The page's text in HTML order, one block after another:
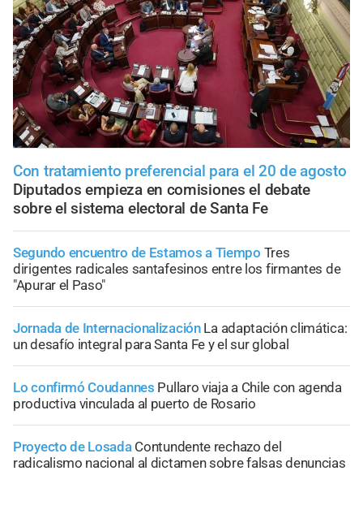
Con tratamiento preferencial para el 20 de agosto
Diputados empieza en comisiones el debate
sobre el sistema electoral de Santa Fe
Segundo encuentro de Estamos a Tiempo Tres
dirigentes radicales santafesinos entre los firmantes de
"Apurar el Paso"
Jornada de Internacionalización La adaptación climática:
un desafío integral para Santa Fe y el sur global
Lo confirmó Coudannes Pullaro viaja a Chile con agenda
productiva vinculada al puerto de Rosario
Proyecto de Losada Contundente rechazo del
radicalismo nacional al dictamen sobre falsas denuncias